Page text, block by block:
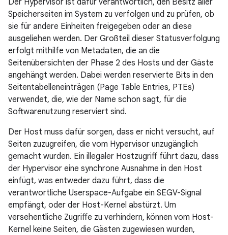
Speicherseiten im System zu verfolgen und zu prüfen, ob
sie für andere Einheiten freigegeben oder an diese
ausgeliehen werden. Der Großteil dieser Statusverfolgung
erfolgt mithilfe von Metadaten, die an die
Seitenübersichten der Phase 2 des Hosts und der Gäste
angehängt werden. Dabei werden reservierte Bits in den
Seitentabelleneinträgen (Page Table Entries, PTEs)
verwendet, die, wie der Name schon sagt, für die
Softwarenutzung reserviert sind.
Der Host muss dafür sorgen, dass er nicht versucht, auf
Seiten zuzugreifen, die vom Hypervisor unzugänglich
gemacht wurden. Ein illegaler Hostzugriff führt dazu, dass
der Hypervisor eine synchrone Ausnahme in den Host
einfügt, was entweder dazu führt, dass die
verantwortliche Userspace-Aufgabe ein SEGV-Signal
empfängt, oder der Host-Kernel abstürzt. Um
versehentliche Zugriffe zu verhindern, können vom Host-
Kernel keine Seiten, die Gästen zugewiesen wurden,